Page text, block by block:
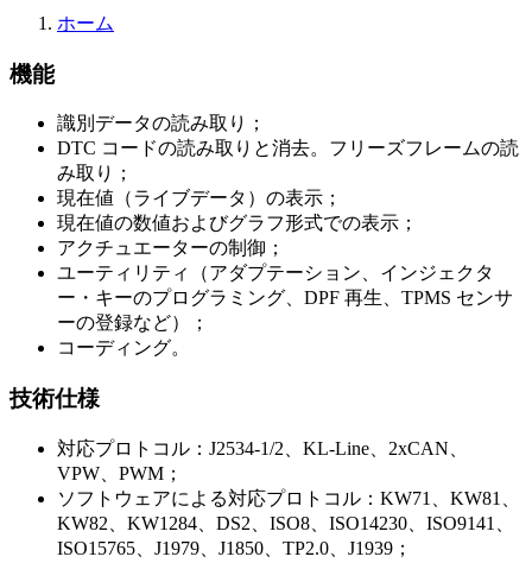
ホーム
機能
識別データの読み取り；
DTC コードの読み取りと消去。フリーズフレームの読
み取り；
現在値（ライブデータ）の表示；
現在値の数値およびグラフ形式での表示；
アクチュエーターの制御；
ユーティリティ（アダプテーション、インジェクタ
ー・キーのプログラミング、DPF 再生、TPMS センサ
ーの登録など）；
コーディング。
技術仕様
対応プロトコル：J2534-1/2、KL-Line、2xCAN、
VPW、PWM；
ソフトウェアによる対応プロトコル：KW71、KW81、
KW82、KW1284、DS2、ISO8、ISO14230、ISO9141、
ISO15765、J1979、J1850、TP2.0、J1939；